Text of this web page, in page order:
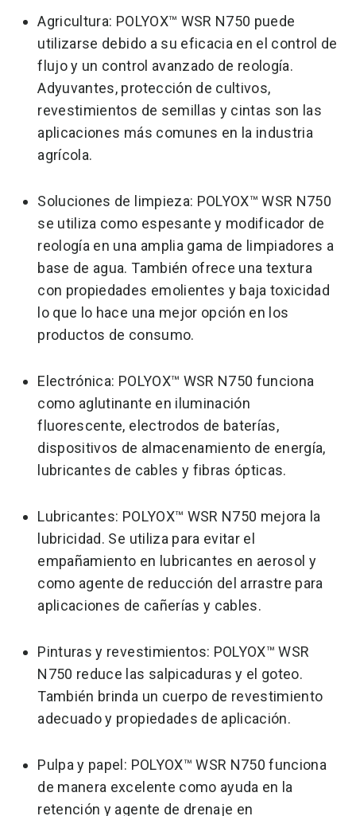
Agricultura: POLYOX™ WSR N750 puede
utilizarse debido a su eficacia en el control de
flujo y un control avanzado de reología.
Adyuvantes, protección de cultivos,
revestimientos de semillas y cintas son las
aplicaciones más comunes en la industria
agrícola.
Soluciones de limpieza: POLYOX™ WSR N750
se utiliza como espesante y modificador de
reología en una amplia gama de limpiadores a
base de agua. También ofrece una textura
con propiedades emolientes y baja toxicidad
lo que lo hace una mejor opción en los
productos de consumo.
Electrónica: POLYOX™ WSR N750 funciona
como aglutinante en iluminación
fluorescente, electrodos de baterías,
dispositivos de almacenamiento de energía,
lubricantes de cables y fibras ópticas.
Lubricantes: POLYOX™ WSR N750 mejora la
lubricidad. Se utiliza para evitar el
empañamiento en lubricantes en aerosol y
como agente de reducción del arrastre para
aplicaciones de cañerías y cables.
Pinturas y revestimientos: POLYOX™ WSR
N750 reduce las salpicaduras y el goteo.
También brinda un cuerpo de revestimiento
adecuado y propiedades de aplicación.
Pulpa y papel: POLYOX™ WSR N750 funciona
de manera excelente como ayuda en la
retención y agente de drenaje en